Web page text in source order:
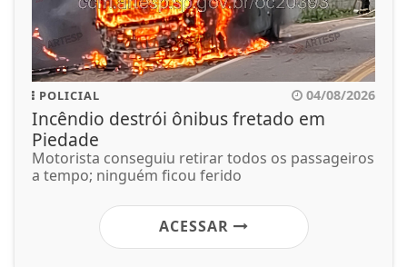
POLICIAL 04/08/2026
Incêndio destrói ônibus fretado em
Piedade
Motorista conseguiu retirar todos os passageiros
a tempo; ninguém ficou ferido
ACESSAR